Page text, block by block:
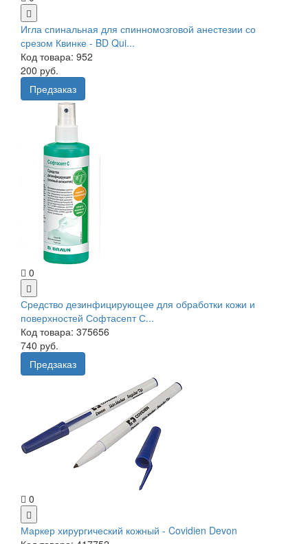
Игла спинальная для спинномозговой анестезии со
срезом Квинке - BD Qui...
Код товара: 952
200 руб.
Предзаказ
0
Средство дезинфицирующее для обработки кожи и
поверхностей Софтасепт С...
Код товара: 375656
740 руб.
Предзаказ
0
Маркер хирургический кожный - Covidien Devon